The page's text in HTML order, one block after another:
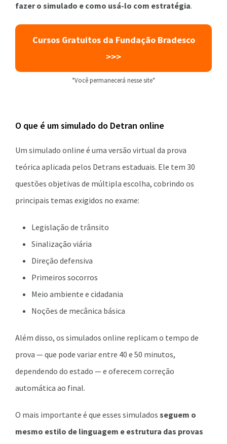
fazer o simulado e como usá-lo com estratégia.
Cursos Gratuitos da Fundação Bradesco
>>>
*Você permanecerá nesse site*
O que é um simulado do Detran online
Um simulado online é uma versão virtual da prova
teórica aplicada pelos Detrans estaduais. Ele tem 30
questões objetivas de múltipla escolha, cobrindo os
principais temas exigidos no exame:
Legislação de trânsito
Sinalização viária
Direção defensiva
Primeiros socorros
Meio ambiente e cidadania
Noções de mecânica básica
Além disso, os simulados online replicam o tempo de
prova — que pode variar entre 40 e 50 minutos,
dependendo do estado — e oferecem correção
automática ao final.
O mais importante é que esses simulados seguem o
mesmo estilo de linguagem e estrutura das provas